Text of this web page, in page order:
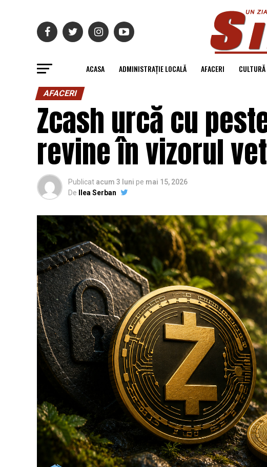
ACASA ADMINISTRAȚIE LOCALĂ AFACERI CULTURĂ
AFACERI
Zcash urcă cu
revine în vizorul
Publicat acum 3 luni pe mai 15, 2026
De
Ilea Serban